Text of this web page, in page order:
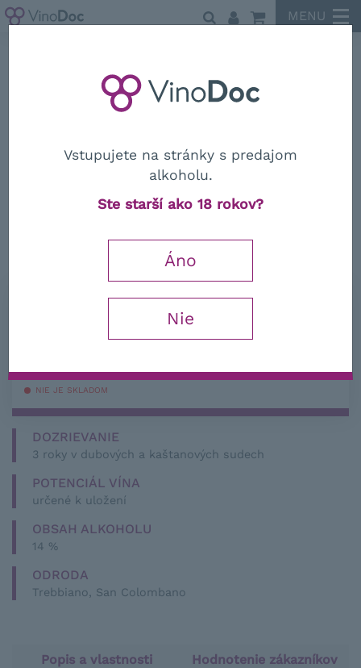
MENU
€ − +
NIE JE SKLADOM
DOZRIEVANIE
3 roky v dubových a kaštanových sudech
POTENCIÁL VÍNA
určené k uložení
OBSAH ALKOHOLU
14 %
ODRODA
Trebbiano, San Colombano
Popis a vlastnosti Hodnotenie zákazníkov
Vstupujete na stránky s predajom
alkoholu.
Ste starší ako 18 rokov?
Áno
Nie